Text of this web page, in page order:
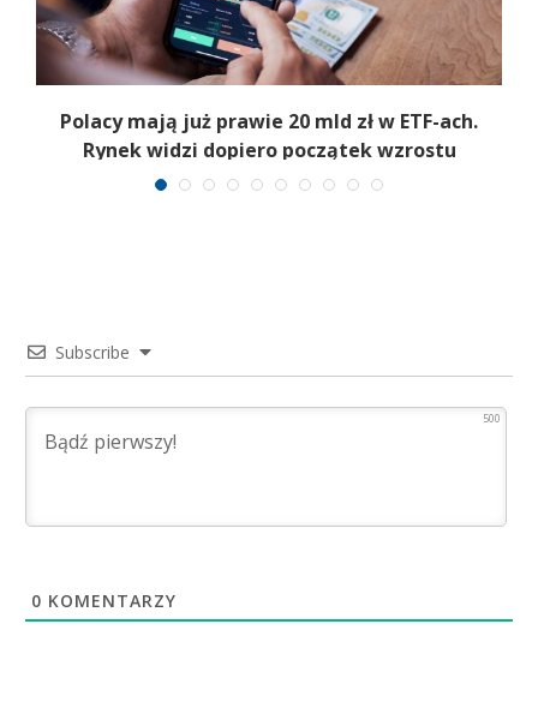
Polacy mają już prawie 20 mld zł w ETF-ach.
Rynek widzi dopiero początek wzrostu
Subscribe
500
0 KOMENTARZY